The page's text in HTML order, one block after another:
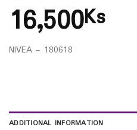
16,500Ks
NIVEA – 180618
ADDITIONAL INFORMATION